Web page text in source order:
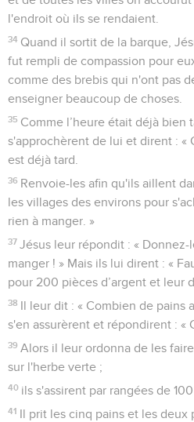
l'endroit où ils se rendaient.
34 Quand il sortit de la barque,
fut rempli de compassion pour
comme des brebis qui n'ont pas
enseigner beaucoup de choses.
35 Comme l’heure était déjà bien
s'approchèrent de lui et dirent : «
est déjà tard.
36 Renvoie-les afin qu'ils aillent
les villages des environs pour
rien à manger. »
37 Jésus leur répondit : « Donnez-
manger ! » Mais ils lui dirent : «
pour 200 pièces d’argent et leur
38 Il leur dit : « Combien de pains
s'en assurèrent et répondirent : «
39 Alors il leur ordonna de les
sur l'herbe verte ;
40 ils s'assirent par rangées de
41 Il prit les cinq pains et les deux